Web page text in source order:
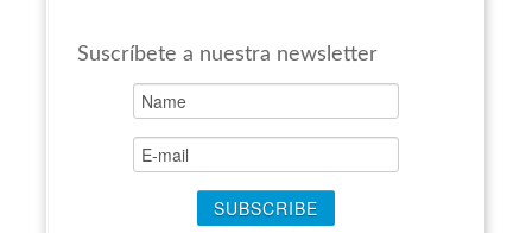
Suscríbete a nuestra newsletter